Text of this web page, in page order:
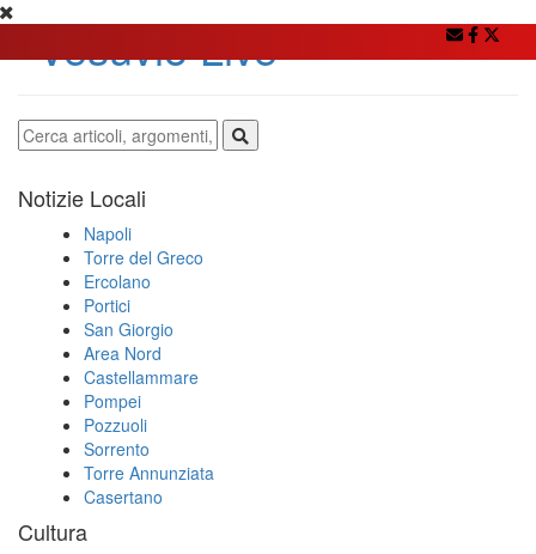
Notizie Locali
Napoli
Torre del Greco
Ercolano
Portici
San Giorgio
Area Nord
Castellammare
Pompei
Pozzuoli
Sorrento
Torre Annunziata
Casertano
Cultura